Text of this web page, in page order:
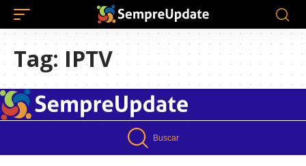
Tag: IPTV
Buscar